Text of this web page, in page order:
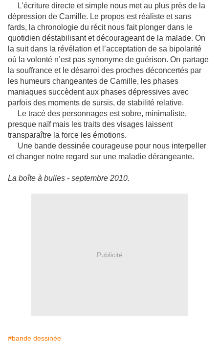
L’écriture directe et simple nous met au plus près de la
dépression de Camille. Le propos est réaliste et sans
fards, la chronologie du récit nous fait plonger dans le
quotidien déstabilisant et décourageant de la malade. On
la suit dans la révélation et l’acceptation de sa bipolarité
où la volonté n’est pas synonyme de guérison. On partage
la souffrance et le désarroi des proches déconcertés par
les humeurs changeantes de Camille, les phases
maniaques succèdent aux phases dépressives avec
parfois des moments de sursis, de stabilité relative.
Le tracé des personnages est sobre, minimaliste,
presque naïf mais les traits des visages laissent
transparaître la force les émotions.
Une bande dessinée courageuse pour nous interpeller
et changer notre regard sur une maladie dérangeante.
La boîte à bulles - septembre 2010.
Publicité
#bande dessinée